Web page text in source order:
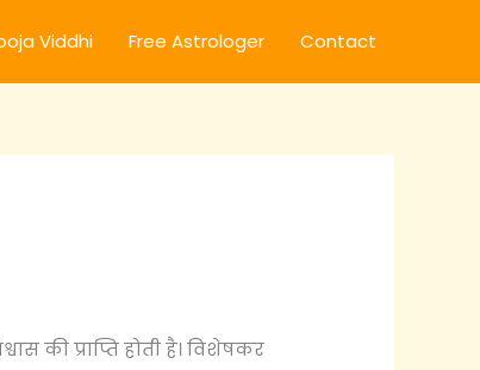
Viddhi Free Astrologer Contact
की प्राप्ति होती है। विशेषकर